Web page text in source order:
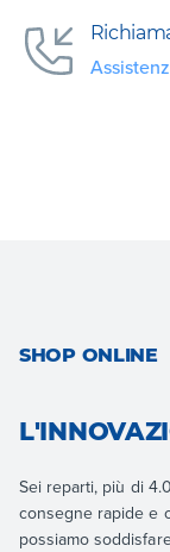
SHOP ONLINE
Sei reparti, più di
consegne rapide e
possiamo